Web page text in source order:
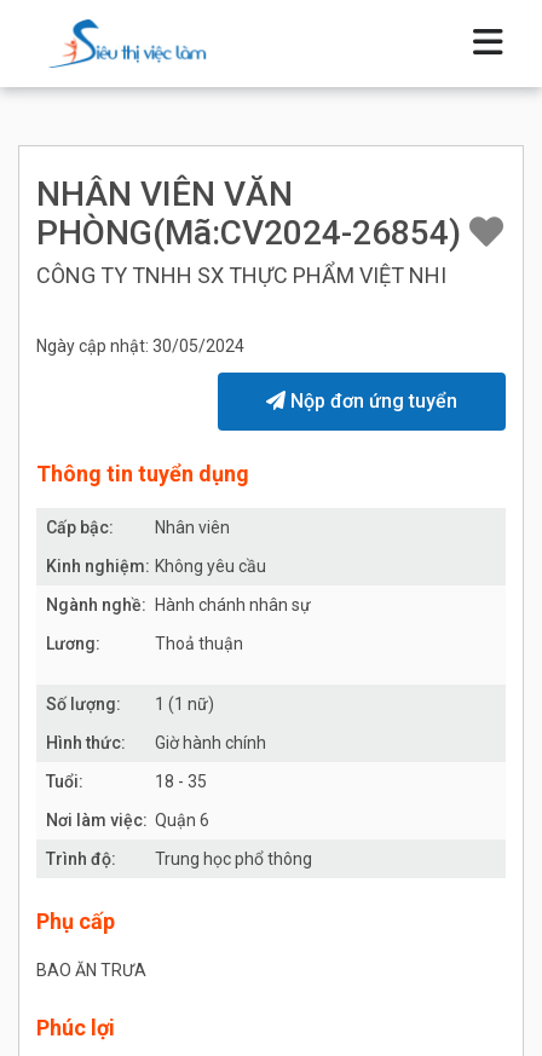
NHÂN VIÊN VĂN
PHÒNG(Mã:CV2024-26854)
CÔNG TY TNHH SX THỰC PHẨM VIỆT NHI
Ngày cập nhật: 30/05/2024
Nộp đơn ứng tuyển
Thông tin tuyển dụng
Cấp bậc:
Nhân viên
Kinh nghiệm: Không yêu cầu
Ngành nghề:
Hành chánh nhân sự
Lương:
Thoả thuận
Số lượng:
1 (1 nữ)
Hình thức:
Giờ hành chính
Tuổi:
18 - 35
Nơi làm việc: Quận 6
Trình độ:
Trung học phổ thông
Phụ cấp
BAO ĂN TRƯA
Phúc lợi